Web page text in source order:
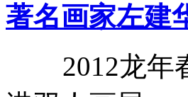
著名画家左建
2012龙年春